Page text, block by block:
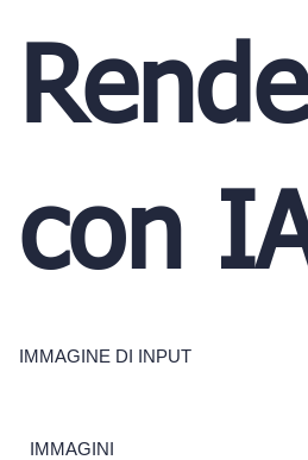
con
IMMAGINE DI INPUT
IMMAGINI